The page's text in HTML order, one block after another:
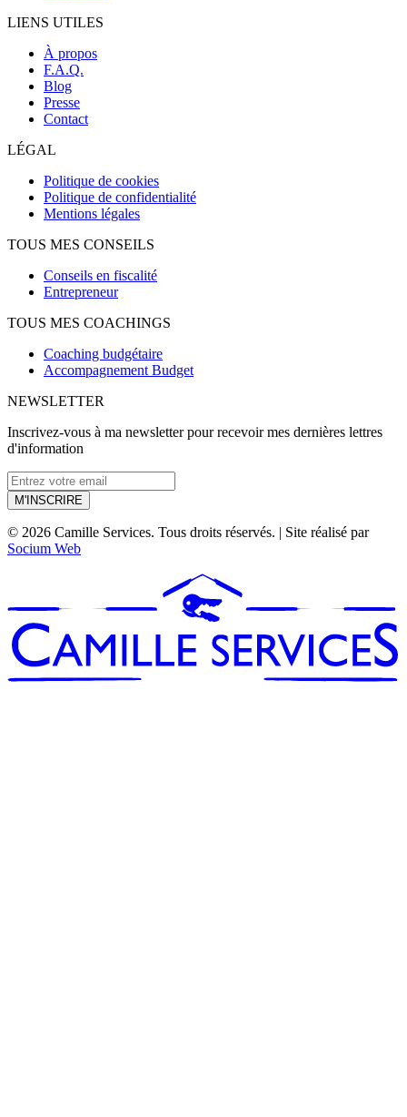
LIENS UTILES
À propos
F.A.Q.
Blog
Presse
Contact
LÉGAL
Politique de cookies
Politique de confidentialité
Mentions légales
TOUS MES CONSEILS
Conseils en fiscalité
Entrepreneur
TOUS MES COACHINGS
Coaching budgétaire
Accompagnement Budget
NEWSLETTER
Inscrivez-vous à ma newsletter pour recevoir mes dernières lettres
d'information
M'INSCRIRE
© 2026 Camille Services. Tous droits réservés. | Site réalisé par
Socium Web